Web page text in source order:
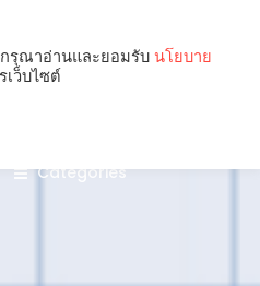
Categories
กรุณาอ่านและยอมรับ นโยบาย
เว็บไซต์